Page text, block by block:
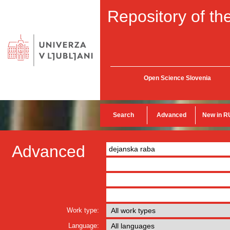
Repository of
Open Science Slovenia
Search Advanced New in
Advanced
Work type:
Language: